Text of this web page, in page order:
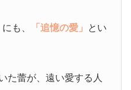
にも、 「追憶の愛」 とい
た蕾が、遠い愛する人